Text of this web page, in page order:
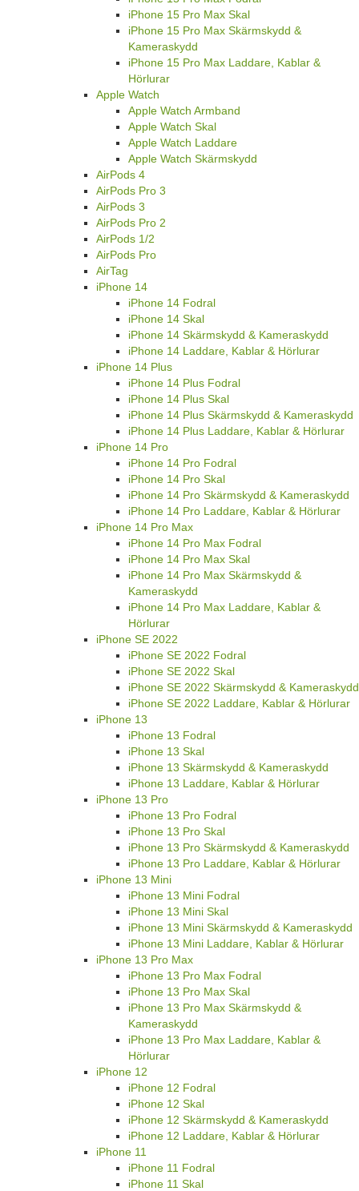
iPhone 15 Pro Max Skal
iPhone 15 Pro Max Skärmskydd &
Kameraskydd
iPhone 15 Pro Max Laddare, Kablar &
Hörlurar
Apple Watch
Apple Watch Armband
Apple Watch Skal
Apple Watch Laddare
Apple Watch Skärmskydd
AirPods 4
AirPods Pro 3
AirPods 3
AirPods Pro 2
AirPods 1/2
AirPods Pro
AirTag
iPhone 14
iPhone 14 Fodral
iPhone 14 Skal
iPhone 14 Skärmskydd & Kameraskydd
iPhone 14 Laddare, Kablar & Hörlurar
iPhone 14 Plus
iPhone 14 Plus Fodral
iPhone 14 Plus Skal
iPhone 14 Plus Skärmskydd & Kameraskydd
iPhone 14 Plus Laddare, Kablar & Hörlurar
iPhone 14 Pro
iPhone 14 Pro Fodral
iPhone 14 Pro Skal
iPhone 14 Pro Skärmskydd & Kameraskydd
iPhone 14 Pro Laddare, Kablar & Hörlurar
iPhone 14 Pro Max
iPhone 14 Pro Max Fodral
iPhone 14 Pro Max Skal
iPhone 14 Pro Max Skärmskydd &
Kameraskydd
iPhone 14 Pro Max Laddare, Kablar &
Hörlurar
iPhone SE 2022
iPhone SE 2022 Fodral
iPhone SE 2022 Skal
iPhone SE 2022 Skärmskydd & Kameraskydd
iPhone SE 2022 Laddare, Kablar & Hörlurar
iPhone 13
iPhone 13 Fodral
iPhone 13 Skal
iPhone 13 Skärmskydd & Kameraskydd
iPhone 13 Laddare, Kablar & Hörlurar
iPhone 13 Pro
iPhone 13 Pro Fodral
iPhone 13 Pro Skal
iPhone 13 Pro Skärmskydd & Kameraskydd
iPhone 13 Pro Laddare, Kablar & Hörlurar
iPhone 13 Mini
iPhone 13 Mini Fodral
iPhone 13 Mini Skal
iPhone 13 Mini Skärmskydd & Kameraskydd
iPhone 13 Mini Laddare, Kablar & Hörlurar
iPhone 13 Pro Max
iPhone 13 Pro Max Fodral
iPhone 13 Pro Max Skal
iPhone 13 Pro Max Skärmskydd &
Kameraskydd
iPhone 13 Pro Max Laddare, Kablar &
Hörlurar
iPhone 12
iPhone 12 Fodral
iPhone 12 Skal
iPhone 12 Skärmskydd & Kameraskydd
iPhone 12 Laddare, Kablar & Hörlurar
iPhone 11
iPhone 11 Fodral
iPhone 11 Skal